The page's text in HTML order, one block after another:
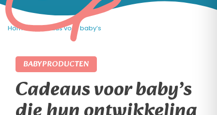
Home Cadeaus voor baby’s
BABYPRODUCTEN
Cadeaus voor baby’s